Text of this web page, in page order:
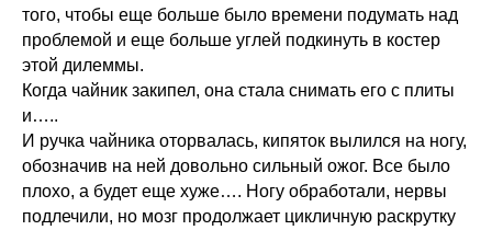
того, чтобы еще больше было времени подумать над
проблемой и еще больше углей подкинуть в костер
этой дилеммы.
Когда чайник закипел, она стала снимать его с плиты
и…..
И ручка чайника оторвалась, кипяток вылился на ногу,
обозначив на ней довольно сильный ожог. Все было
плохо, а будет еще хуже…. Ногу обработали, нервы
подлечили, но мозг продолжает цикличную раскрутку